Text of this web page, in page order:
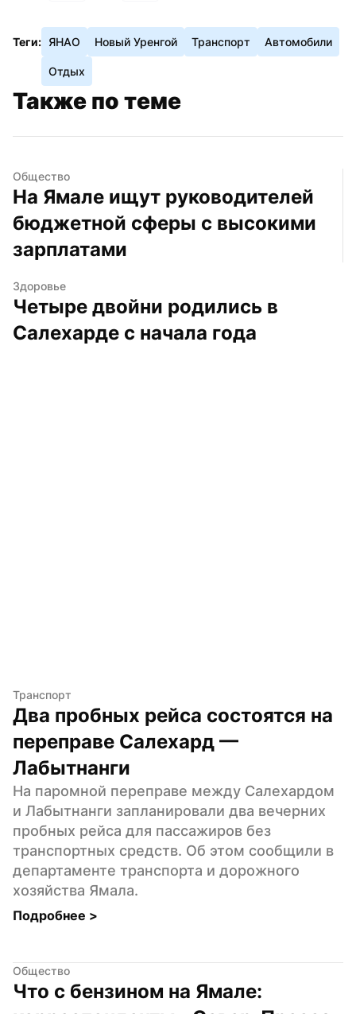
Теги: ЯНАО Новый Уренгой Транспорт Автомобили
Отдых
Также по теме
Общество
На Ямале ищут руководителей
бюджетной сферы с высокими
зарплатами
Здоровье
Четыре двойни родились в
Салехарде с начала года
Транспорт
Два пробных рейса состоятся на
переправе Салехард —
Лабытнанги
На паромной переправе между Салехардом
и Лабытнанги запланировали два вечерних
пробных рейса для пассажиров без
транспортных средств. Об этом сообщили в
департаменте транспорта и дорожного
хозяйства Ямала.
Подробнее >
Общество
Что с бензином на Ямале: